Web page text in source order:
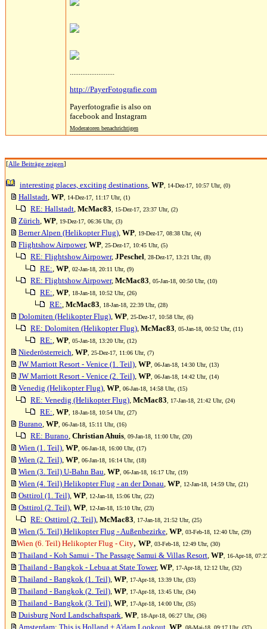
.........................
http://PayerFotografie.com
Payerfotografie is also on
facebook and Instagram
Moderatoren benachrichtigen
[Alle Beiträge zeigen]
interesting places, exciting destinations, WP , 14-Dez-17, 10:57 Uhr, (0)
Hallstadt, WP , 14-Dez-17, 11:17 Uhr, (1)
RE: Hallstadt, McMac83 , 15-Dez-17, 23:37 Uhr, (2)
Zürich, WP , 19-Dez-17, 06:36 Uhr, (3)
Berner Alpen (Helikopter Flug), WP , 19-Dez-17, 08:38 Uhr, (4)
Flightshow Airpower, WP , 25-Dez-17, 10:45 Uhr, (5)
RE: Flightshow Airpower, JPeschel , 28-Dez-17, 13:21 Uhr, (8)
RE:, WP , 02-Jan-18, 20:11 Uhr, (9)
RE: Flightshow Airpower, McMac83 , 05-Jan-18, 00:50 Uhr, (10)
RE:, WP , 18-Jan-18, 10:52 Uhr, (26)
RE:, McMac83 , 18-Jan-18, 22:39 Uhr, (28)
Dolomiten (Helikopter Flug), WP , 25-Dez-17, 10:58 Uhr, (6)
RE: Dolomiten (Helikopter Flug), McMac83 , 05-Jan-18, 00:52 Uhr, (11)
RE:, WP , 05-Jan-18, 13:20 Uhr, (12)
Niederösterreich, WP , 25-Dez-17, 11:06 Uhr, (7)
JW Marriott Resort - Venice (1. Teil), WP , 06-Jan-18, 14:30 Uhr, (13)
JW Marriott Resort - Venice (2. Teil), WP , 06-Jan-18, 14:42 Uhr, (14)
Venedig (Helikopter Flug), WP , 06-Jan-18, 14:58 Uhr, (15)
RE: Venedig (Helikopter Flug), McMac83 , 17-Jan-18, 21:42 Uhr, (24)
RE:, WP , 18-Jan-18, 10:54 Uhr, (27)
Burano, WP , 06-Jan-18, 15:11 Uhr, (16)
RE: Burano, Christian Ahuis , 09-Jan-18, 11:00 Uhr, (20)
Wien (1. Teil), WP , 06-Jan-18, 16:00 Uhr, (17)
Wien (2. Teil), WP , 06-Jan-18, 16:14 Uhr, (18)
Wien (3. Teil) U-Bahn Bau, WP , 06-Jan-18, 16:17 Uhr, (19)
Wien (4. Teil) Helikopter Flug - an der Donau, WP , 12-Jan-18, 14:59 Uhr, (21)
Osttirol (1. Teil), WP , 12-Jan-18, 15:06 Uhr, (22)
Osttirol (2. Teil), WP , 12-Jan-18, 15:10 Uhr, (23)
RE: Osttirol (2. Teil), McMac83 , 17-Jan-18, 21:52 Uhr, (25)
Wien (5. Teil) Helikopter Flug - Außenbezirke, WP , 03-Feb-18, 12:40 Uhr, (29)
Wien (6. Teil) Helikopter Flug - City, WP , 03-Feb-18, 12:49 Uhr, (30)
Thailand - Koh Samui - The Passage Samui & Villas Resort, WP , 16-Apr-18,
Thailand - Bangkok - Lebua at State Tower, WP , 17-Apr-18, 12:12 Uhr, (32)
Thailand - Bangkok (1. Teil), WP , 17-Apr-18, 13:39 Uhr, (33)
Thailand - Bangkok (2. Teil), WP , 17-Apr-18, 13:45 Uhr, (34)
Thailand - Bangkok (3. Teil), WP , 17-Apr-18, 14:00 Uhr, (35)
Duisburg Nord Landschaftspark, WP , 18-Apr-18, 06:27 Uhr, (36)
Amsterdam: This is Holland + A'dam Lookout WP , 08-Mai-18, 09:17 Uhr, (37)